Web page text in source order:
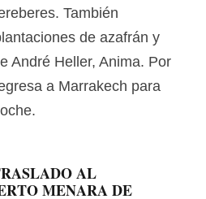
También
de azafrán y
André Heller, Anima. Por
a Marrakech para
AL
MENARA DE